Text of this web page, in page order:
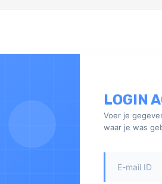
LOGIN
Voer je
waar je was